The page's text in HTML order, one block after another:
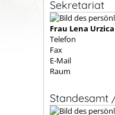
Sekretariat
Frau Lena Urzica
Telefon
Fax
E-Mail
Raum
Standesamt